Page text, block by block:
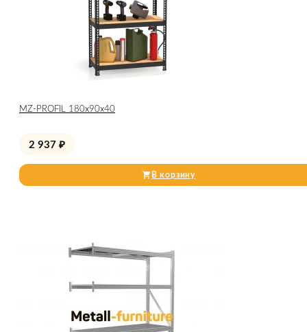
МZ-PROFIL 180х90х40
2 937 ₽
В корзину